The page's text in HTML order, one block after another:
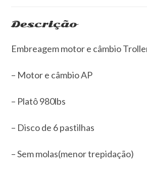
Descrição
Embreagem motor e câmbio
– Motor e câmbio AP
– Platô 980lbs
– Disco de 6 pastilhas
– Sem molas(menor trepidação)